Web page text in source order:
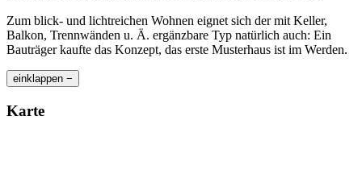
Zum blick- und lichtreichen Wohnen eignet sich der mit Keller,
Balkon, Trennwänden u. Ä. ergänzbare Typ natürlich auch: Ein
Bauträger kaufte das Konzept, das erste Musterhaus ist im Werden.
einklappen −
Karte